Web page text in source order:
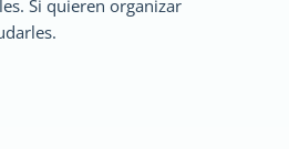
Si quieren organizar